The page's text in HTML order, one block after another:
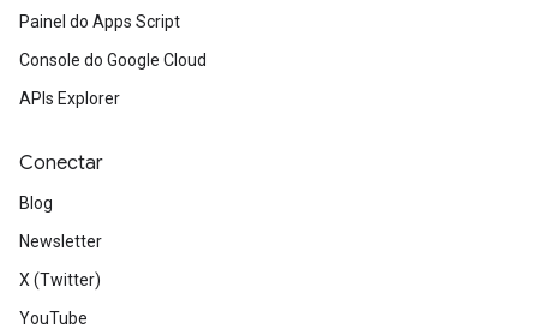
Painel do Apps Script
Console do Google Cloud
APIs Explorer
Conectar
Blog
Newsletter
X (Twitter)
YouTube